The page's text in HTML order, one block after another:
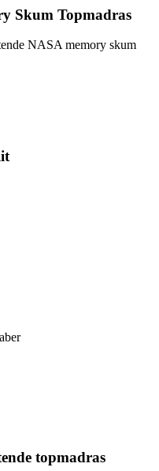
Skum Topmadras
NASA memory skum
topmadras